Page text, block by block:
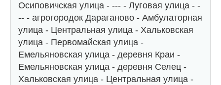
Осиповичская улица - --- - Луговая улица - -
-- - агрогородок Дараганово - Амбулаторная
улица - Центральная улица - Хальковская
улица - Первомайская улица -
Емельяновская улица - деревня Краи -
Емельяновская улица - деревня Селец -
Хальковская улица - Центральная улица -